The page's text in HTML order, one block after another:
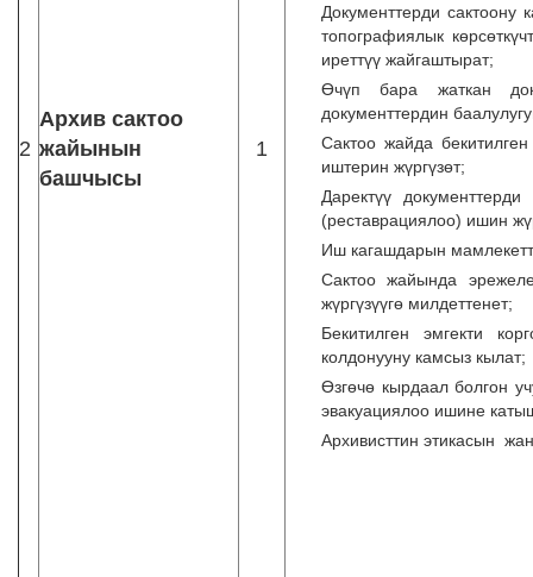
2
Архив сактоо
жайынын
башчысы
1
Документтерди
топографиялык
иреттүү жайгаштырат;
Өчүп бара жаткан
документтердин
Сактоо жайда
иштерин жүргүзөт;
Даректүү
(реставрациялоо) ишин
Иш кагашдарын
Сактоо жайында
жүргүзүүгө милдеттенет;
Бекитилген эмгекти
колдонууну камсыз кылат;
Өзгөчө кырдаал болгон
эвакуациялоо ишине
Архивисттин этикасын